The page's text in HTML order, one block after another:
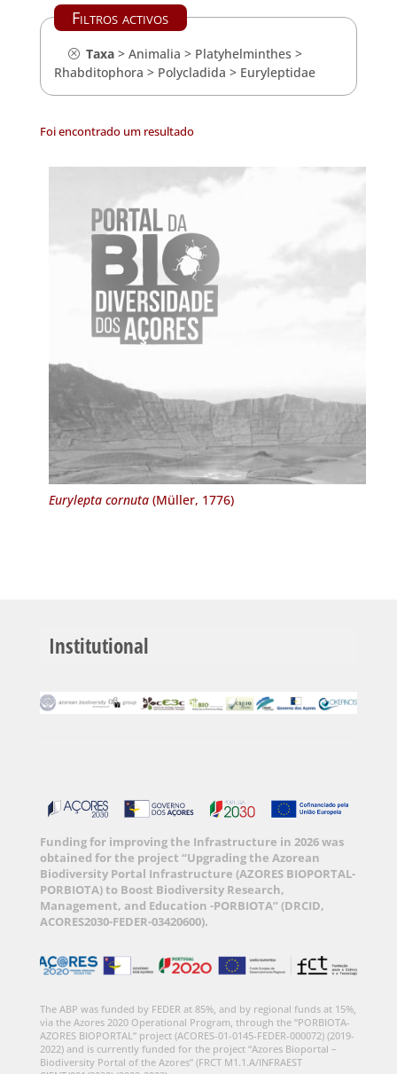
Filtros activos
Taxa> Animalia > Platyhelminthes >
Rhabditophora > Polycladida > Euryleptidae
Foi encontrado um resultado
Eurylepta cornuta(Müller, 1776)
Institutional
Funding for improving the Infrastructure in 2026 was
obtained for the project “Upgrading the Azorean
Biodiversity Portal Infrastructure (AZORES BIOPORTAL-
PORBIOTA) to Boost Biodiversity Research,
Management, and Education -PORBIOTA” (DRCID,
ACORES2030-FEDER-03420600).
The ABP was funded by FEDER at 85%, and by regional funds at 15%,
via the Azores 2020 Operational Program, through the “PORBIOTA-
AZORES BIOPORTAL” project (ACORES-01-0145-FEDER-000072) (2019-
2022) and is currently funded for the project “Azores Bioportal –
Biodiversity Portal of the Azores” (FRCT M1.1.A/INFRAEST